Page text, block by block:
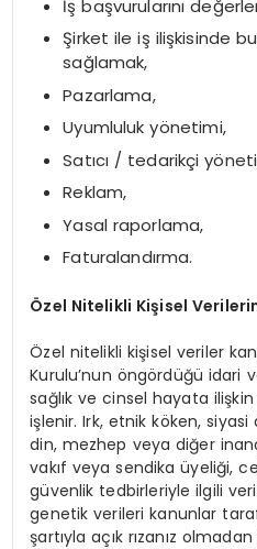
İş başvurularını
Şirket ile iş ilişkisinde
sağlamak,
Pazarlama,
Uyumluluk yönetimi,
Satıcı / tedarikçi
Reklam,
Yasal raporlama,
Faturalandırma.
Özel Nitelikli Kişisel
Özel nitelikli kişisel veriler
Kurulu’nun öngördüğü idari
sağlık ve cinsel hayata ilişkin
işlenir. Irk, etnik köken,
din, mezhep veya diğer
vakıf veya sendika üyeliği,
güvenlik tedbirleriyle ilgili
genetik verileri kanunlar
şartıyla açık rızanız